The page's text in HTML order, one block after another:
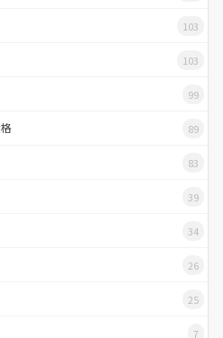
103
103
99
89
83
39
34
26
25
7